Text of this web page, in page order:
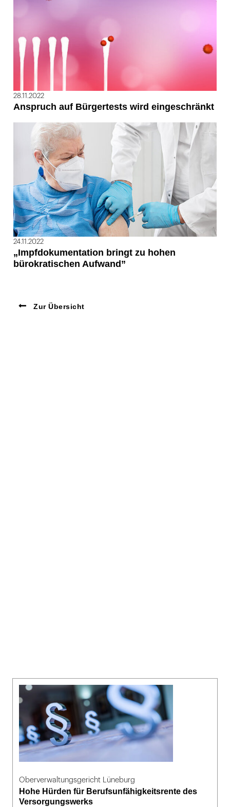
28.11.2022
Anspruch auf Bürgertests wird eingeschränkt
24.11.2022
„Impfdokumentation bringt zu hohen
bürokratischen Aufwand”
Zur Übersicht
Oberverwaltungsgericht Lüneburg
Hohe Hürden für Berufsunfähigkeitsrente des
Versorgungswerks